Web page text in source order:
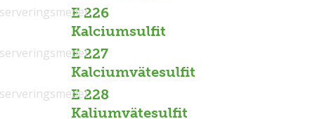
E 226
Kalciumsulfit
E 227
Kalciumvätesulfit
E 228
Kaliumvätesulfit